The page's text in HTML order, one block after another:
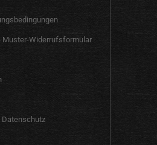
Muster-Widerrufsformular
Datenschutz